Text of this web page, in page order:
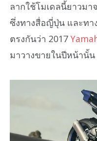
ลากใช้โมเดลนี้ยาวม
ซึ่งทางสื่อญี่ปุ่น และทา
ตรงกันว่า 2017
มาวางขายในปีหน้านั้